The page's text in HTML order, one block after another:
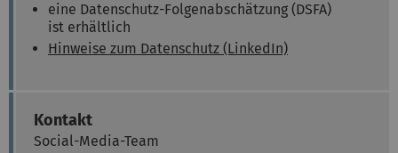
eine Datenschutz-Folgenabschätzung (DSFA)
ist erhältlich
Hinweise zum Datenschutz (LinkedIn)
Kontakt
Social-Media-Team